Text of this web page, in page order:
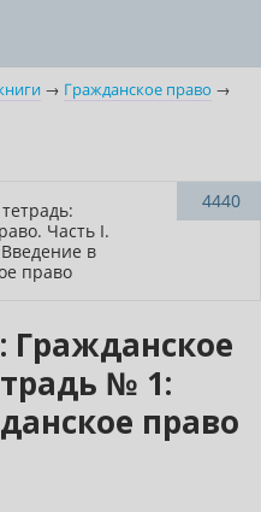
→ Гражданское право →
4440
Гражданское
№ 1:
право